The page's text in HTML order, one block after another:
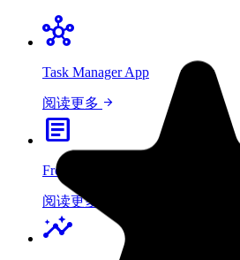
hub
Task Manager App
阅读更多 arrow_forward
article
Free Task Manager
阅读更多
insights